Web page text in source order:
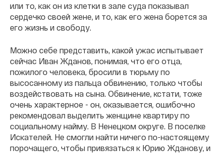
или то, как он из клетки в зале суда показывал
сердечко своей жене, и то, как его жена борется за
его жизнь и свободу.
Можно себе представить, какой ужас испытывает
сейчас Иван Жданов, понимая, что его отца,
пожилого человека, бросили в тюрьму по
высосанному из пальца обвинению, только чтобы
воздействовать на сына. Обвинение, кстати, тоже
очень характерное - он, оказывается, ошибочно
рекомендовал выделить женщине квартиру по
социальному найму. В Ненецком округе. В поселке
Искателей. Не смогли найти ничего по-настоящему
порочащего, чтобы привязаться к Юрию Жданову, и